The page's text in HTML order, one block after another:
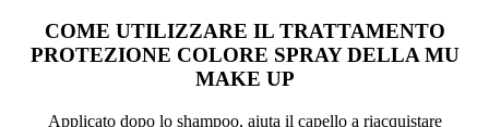
COME UTILIZZARE IL TRATTAMENTO
PROTEZIONE COLORE SPRAY DELLA MU
MAKE UP
Applicato dopo lo shampoo, aiuta il capello a riacquistare